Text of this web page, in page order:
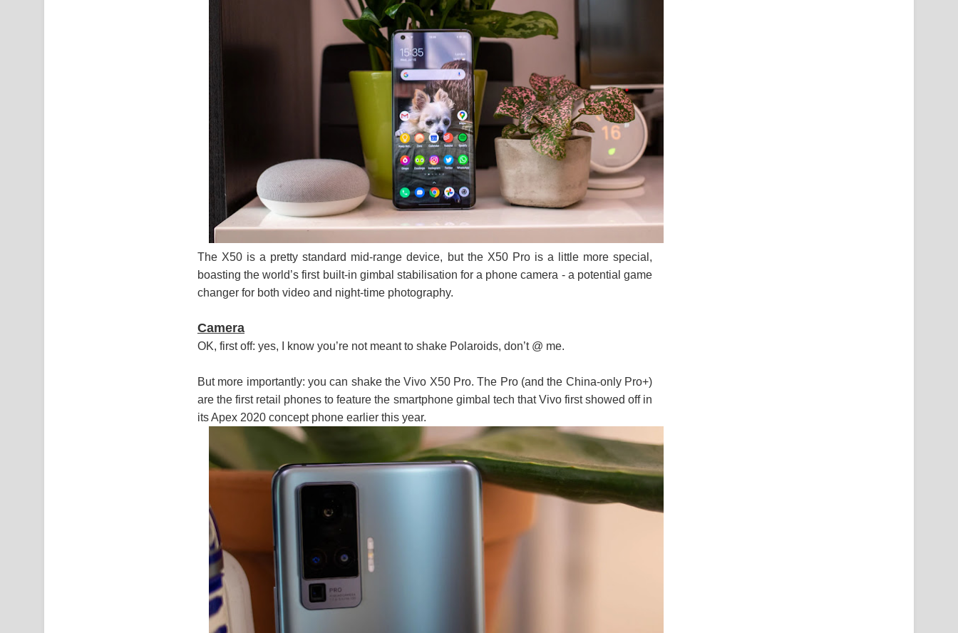
The X50 is a pretty standard mid-range device, but the X50 Pro is a little more special,
boasting the world’s first built-in gimbal stabilisation for a phone camera - a potential game
changer for both video and night-time photography.
Camera
OK, first off: yes, I know you’re not meant to shake Polaroids, don’t @ me.
But more importantly: you can shake the Vivo X50 Pro. The Pro (and the China-only Pro+)
are the first retail phones to feature the smartphone gimbal tech that Vivo first showed off in
its Apex 2020 concept phone earlier this year.